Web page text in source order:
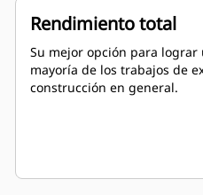
Rendimiento total
Su mejor opción para
mayoría de los trabajos de
construcción en general.